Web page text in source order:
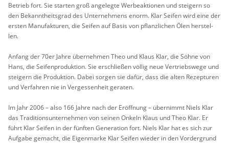
Be­trieb fort. Sie star­ten groß an­ge­leg­te Wer­be­ak­tio­nen und stei­gern so
den Be­kannt­heits­grad des Un­ter­neh­mens enorm. Klar Sei­fen wird eine der
ers­ten Ma­nu­fak­tu­ren, die Sei­fen auf Basis von pflanz­li­chen Ölen her­stel­
len.
An­fang der 70er Jahre über­neh­men Theo und Klaus Klar, die Söhne von
Hans, die Sei­fen­pro­duk­ti­on. Sie er­schlie­ßen völ­lig neue Ver­triebs­we­ge und
stei­gern die Pro­duk­ti­on. Dabei sor­gen sie dafür, dass die alten Re­zep­tu­ren
und Ver­fah­ren nie in Ver­ges­sen­heit ge­ra­ten.
Im Jahr 2006 – also 166 Jahre nach der Er­öff­nung – über­nimmt Niels Klar
das Tra­di­ti­ons­un­ter­neh­men von sei­nen On­keln Klaus und Theo Klar. Er
führt Klar Sei­fen in der fünf­ten Ge­ne­ra­ti­on fort. Niels Klar hat es sich zur
Auf­ga­be ge­macht, die Ei­gen­mar­ke Klar Sei­fen wie­der in den Vor­der­grund